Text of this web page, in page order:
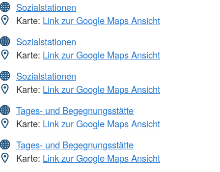
Sozialstationen
Karte: Link zur Google Maps Ansicht
Sozialstationen
Karte: Link zur Google Maps Ansicht
Sozialstationen
Karte: Link zur Google Maps Ansicht
Tages- und Begegnungsstätte
Karte: Link zur Google Maps Ansicht
Tages- und Begegnungsstätte
Karte: Link zur Google Maps Ansicht